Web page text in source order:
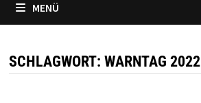
MENÜ
SCHLAGWORT: WARNTAG 2022